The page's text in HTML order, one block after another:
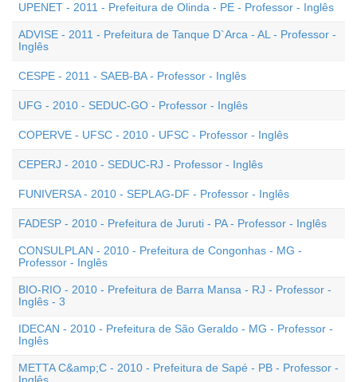
UPENET - 2011 - Prefeitura de Olinda - PE - Professor - Inglês
ADVISE - 2011 - Prefeitura de Tanque D`Arca - AL - Professor -
Inglês
CESPE - 2011 - SAEB-BA - Professor - Inglês
UFG - 2010 - SEDUC-GO - Professor - Inglês
COPERVE - UFSC - 2010 - UFSC - Professor - Inglês
CEPERJ - 2010 - SEDUC-RJ - Professor - Inglês
FUNIVERSA - 2010 - SEPLAG-DF - Professor - Inglês
FADESP - 2010 - Prefeitura de Juruti - PA - Professor - Inglês
CONSULPLAN - 2010 - Prefeitura de Congonhas - MG -
Professor - Inglês
BIO-RIO - 2010 - Prefeitura de Barra Mansa - RJ - Professor -
Inglês - 3
IDECAN - 2010 - Prefeitura de São Geraldo - MG - Professor -
Inglês
METTA C&amp;C - 2010 - Prefeitura de Sapé - PB - Professor -